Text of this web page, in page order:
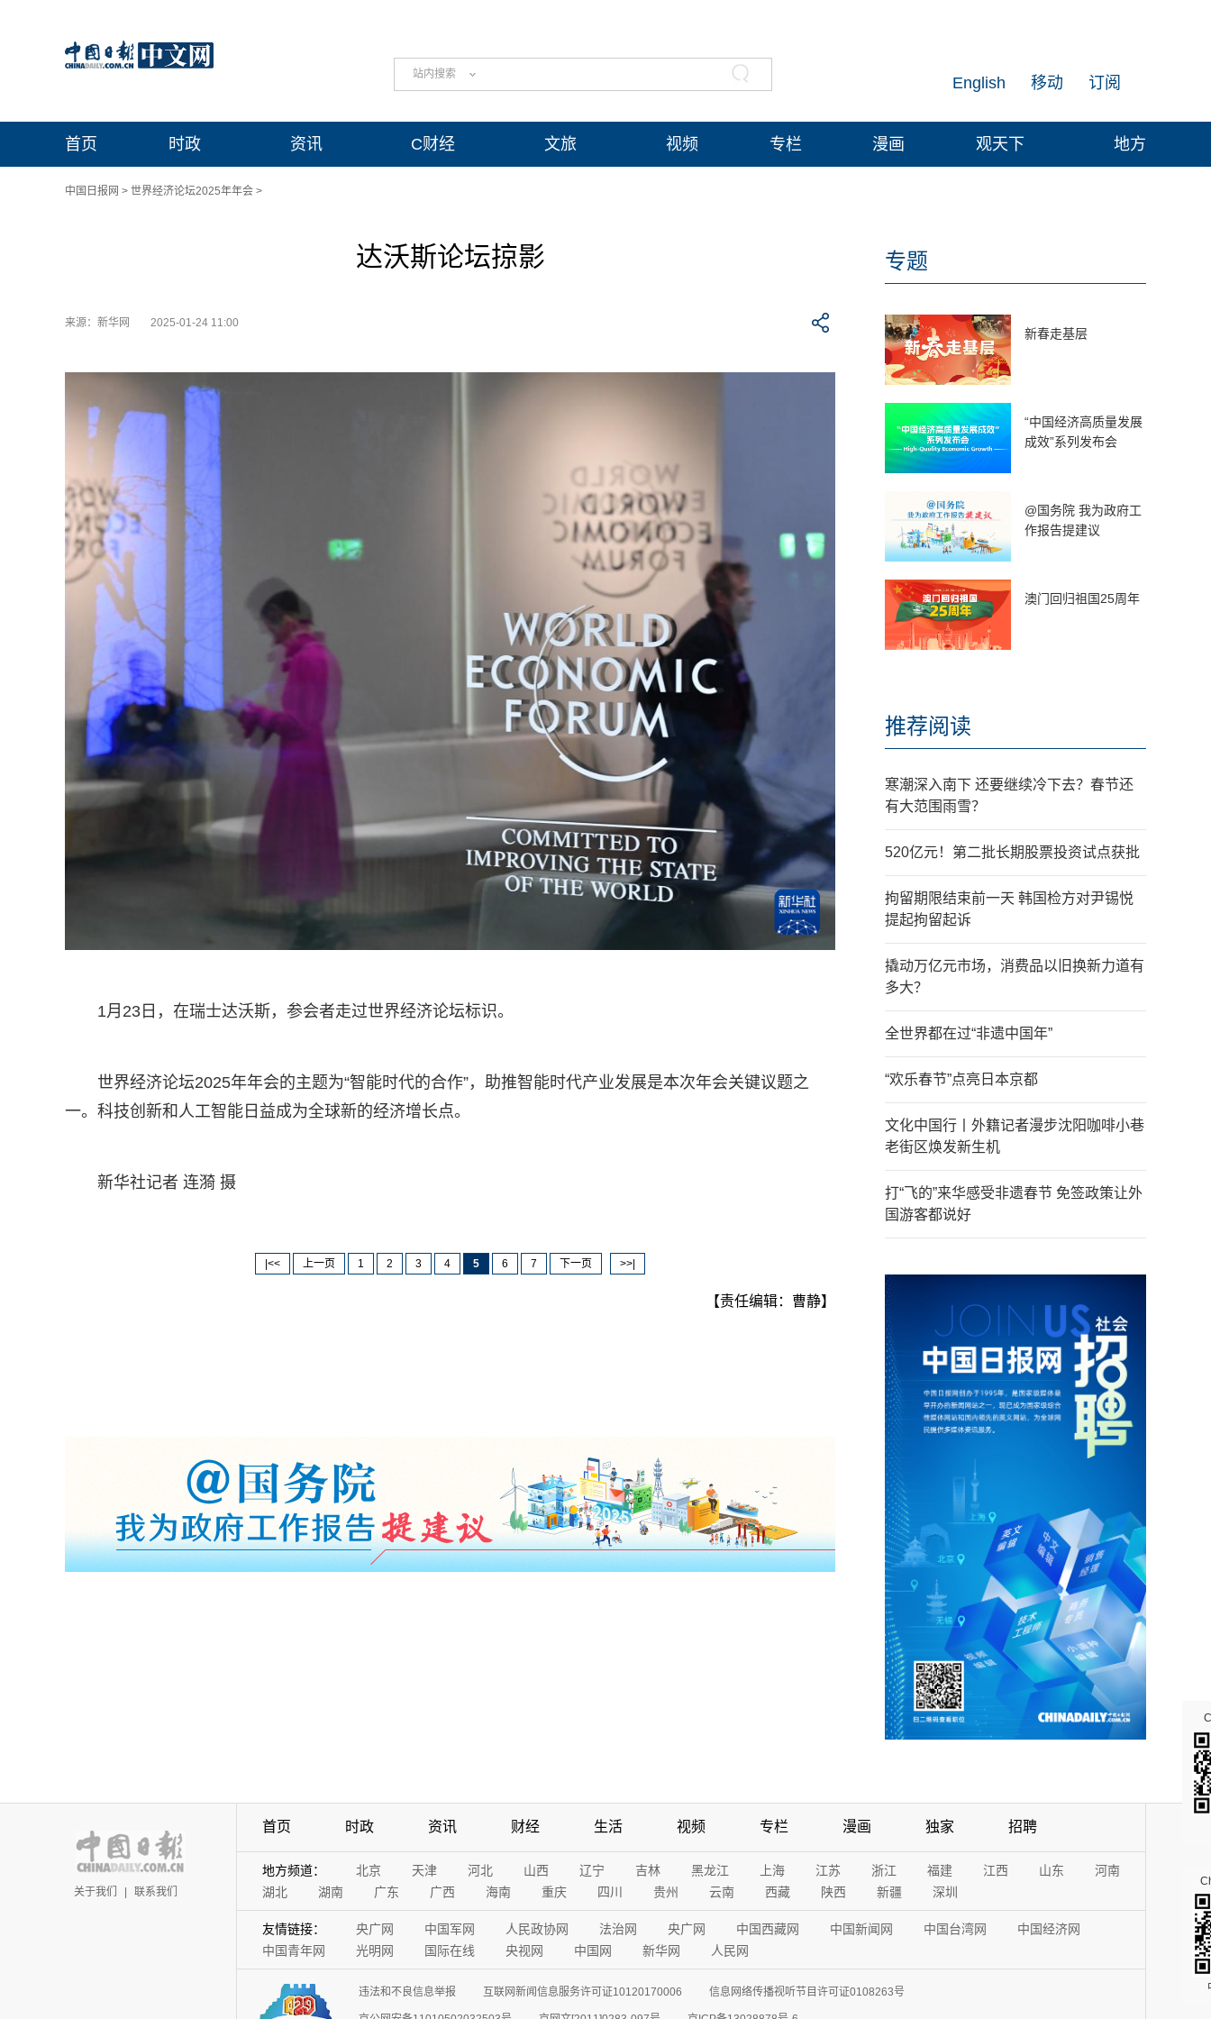
站内搜索 订阅
移动
English
首页 时政 资讯 C财经 文旅 视频 专栏 漫画 观天下 地方
中国日报网 > 世界经济论坛2025年年会 >
达沃斯论坛掠影
来源：新华网 2025-01-24 11:00
1月23日，在瑞士达沃斯，参会者走过世界经济论坛标识。
世界经济论坛2025年年会的主题为“智能时代的合作”，助推智能时代产业发展是本次年会关键议题之
一。科技创新和人工智能日益成为全球新的经济增长点。
新华社记者 连漪 摄
|<< 上一页 1 2 3 4 5 6 7 下一页 >>|
【责任编辑：曹静】
专题
新春走基层
“中国经济高质量发展
成效”系列发布会
@国务院 我为政府工
作报告提建议
澳门回归祖国25周年
推荐阅读
寒潮深入南下 还要继续冷下去？春节还
有大范围雨雪？
520亿元！第二批长期股票投资试点获批
拘留期限结束前一天 韩国检方对尹锡悦
提起拘留起诉
撬动万亿元市场，消费品以旧换新力道有
多大？
全世界都在过“非遗中国年”
“欢乐春节”点亮日本京都
文化中国行丨外籍记者漫步沈阳咖啡小巷
老街区焕发新生机
打“飞的”来华感受非遗春节 免签政策让外
国游客都说好
关于我们 | 联系我们
首页 时政 资讯 财经 生活 视频 专栏 漫画 独家 招聘
地方频道： 北京 天津 河北 山西 辽宁 吉林 黑龙江 上海 江苏 浙江 福建 江西 山东
河南
湖北
湖南 广东 广西 海南 重庆 四川 贵州 云南 西藏 陕西 新疆 深圳
友情链接： 央广网 中国军网 人民政协网 法治网 央广网 中国西藏网 中国新闻网 中国台湾网
中国经济网
中国青年网
光明网 国际在线 央视网 中国网 新华网 人民网
违法和不良信息举报 互联网新闻信息服务许可证10120170006 信息网络传播视听节目许可证0108263号